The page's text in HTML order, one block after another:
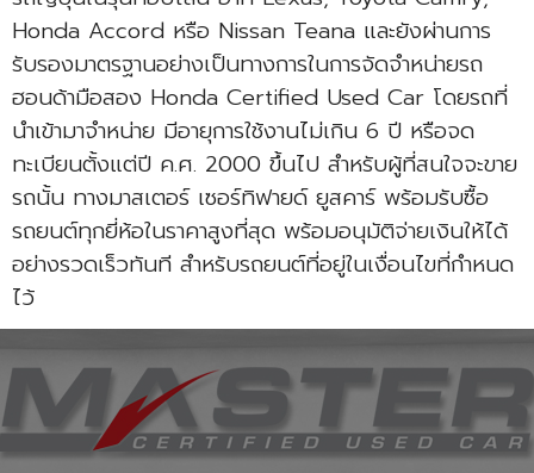
Honda Accord หรือ Nissan Teana และยังผ่านการ
รับรองมาตรฐานอย่างเป็นทางการในการจัดจำหน่ายรถ
ฮอนด้ามือสอง Honda Certified Used Car โดยรถที่
นำเข้ามาจำหน่าย มีอายุการใช้งานไม่เกิน 6 ปี หรือจด
ทะเบียนตั้งแต่ปี ค.ศ. 2000 ขึ้นไป สำหรับผู้ที่สนใจจะขาย
รถนั้น ทางมาสเตอร์ เซอร์ทิฟายด์ ยูสคาร์ พร้อมรับซื้อ
รถยนต์ทุกยี่ห้อในราคาสูงที่สุด พร้อมอนุมัติจ่ายเงินให้ได้
อย่างรวดเร็วทันที สำหรับรถยนต์ที่อยู่ในเงื่อนไขที่กำหนด
ไว้